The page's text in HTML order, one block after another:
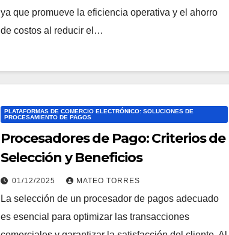
ya que promueve la eficiencia operativa y el ahorro
de costos al reducir el…
PLATAFORMAS DE COMERCIO ELECTRÓNICO: SOLUCIONES DE
PROCESAMIENTO DE PAGOS
Procesadores de Pago: Criterios de
Selección y Beneficios
01/12/2025 MATEO TORRES
La selección de un procesador de pagos adecuado
es esencial para optimizar las transacciones